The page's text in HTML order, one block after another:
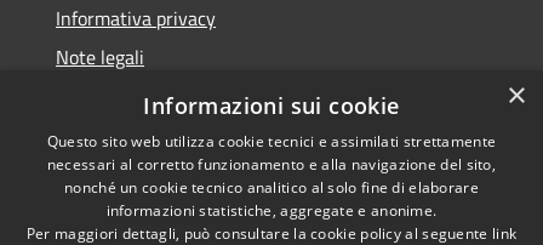
Informativa privacy
Note legali
Dichiarazione di accessibilità
Copyright © 2026 • Comune di
×
Informazioni sui cookie
Questo sito web utilizza cookie tecnici e assimilati strettamente
necessari al corretto funzionamento e alla navigazione del sito,
nonché un cookie tecnico analitico al solo fine di elaborare
informazioni statistiche, aggregate e anonime.
Per maggiori dettagli, può consultare la cookie policy al seguente link